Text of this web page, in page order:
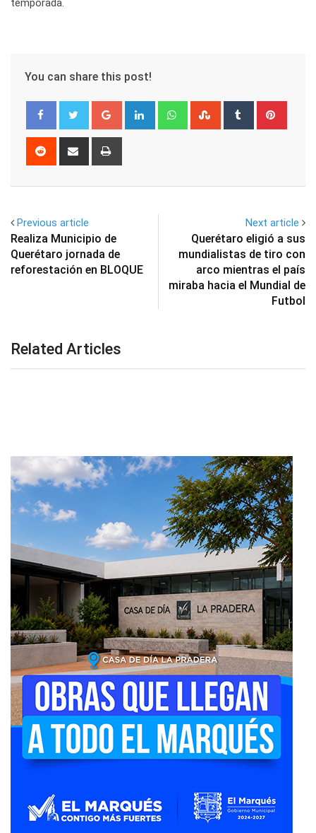
temporada.
You can share this post!
Google+ LinkedIn WhatsappStumbleUpon
Tumblr
Reddit
Share
Previous article
Realiza Municipio de
Querétaro jornada de
reforestación en BLOQUE
Next article
Querétaro eligió a sus
mundialistas de tiro con
arco mientras el país
miraba hacia el Mundial de
Futbol
Related Articles